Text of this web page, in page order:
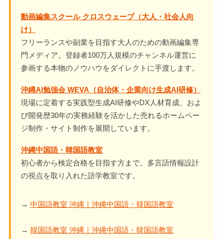
動画編集スクール クロスウェーブ（大人・社会人向
け）
フリーランスや副業を目指す大人のための動画編集専
門メディア。登録者100万人規模のチャンネル運営に
参画する本物のノウハウをダイレクトに手渡します。
沖縄AI勉強会 WEVA（自治体・企業向け生成AI研修）
現場に定着する実践型生成AI研修やDX人材育成、およ
び開発歴30年の実務経験を活かした売れるホームペー
ジ制作・サイト制作を展開しています。
沖縄中国語・韓国語教室
初心者から検定合格を目指す方まで。多言語情報設計
の視点を取り入れた語学教室です。
→ 中国語教室 沖縄｜沖縄中国語・韓国語教室
→ 韓国語教室 沖縄｜沖縄中国語・韓国語教室